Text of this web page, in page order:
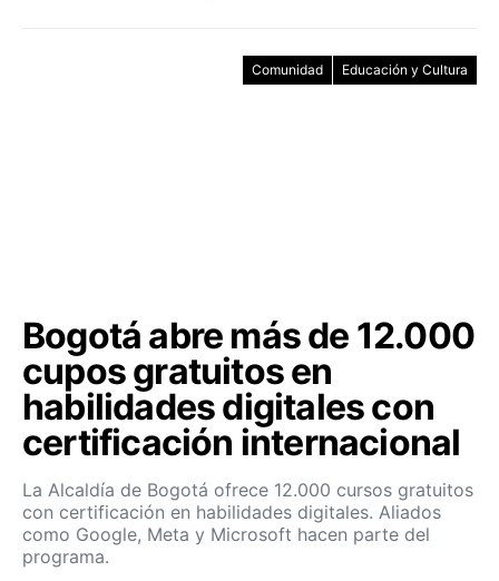
Comunidad Educación y Cultura
Bogotá abre más de 12.000
cupos gratuitos en
habilidades digitales con
certificación internacional
La Alcaldía de Bogotá ofrece 12.000 cursos gratuitos
con certificación en habilidades digitales. Aliados
como Google, Meta y Microsoft hacen parte del
programa.